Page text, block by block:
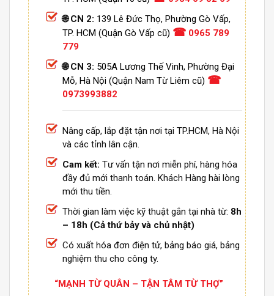
🌐 CN 2: 139 Lê Đức Thọ, Phường Gò Vấp,
TP. HCM (Quận Gò Vấp cũ) ☎ 0965 789
779
🌐 CN 3: 505A Lương Thế Vinh, Phường Đại
Mỗ, Hà Nội (Quận Nam Từ Liêm cũ) ☎
0973993882
Nâng cấp, lắp đặt tận nơi tại TP.HCM, Hà Nội
và các tỉnh lân cận.
Cam kết: Tư vấn tận nơi miễn phí, hàng hóa
đầy đủ mới thanh toán. Khách Hàng hài lòng
mới thu tiền.
Thời gian làm việc kỹ thuật gắn tại nhà từ: 8h
– 18h (Cả thứ bảy và chủ nhật)
Có xuất hóa đơn điện tử, bảng báo giá, bảng
nghiệm thu cho công ty.
“MẠNH TỪ QUÂN – TẬN TÂM TỪ THỢ”